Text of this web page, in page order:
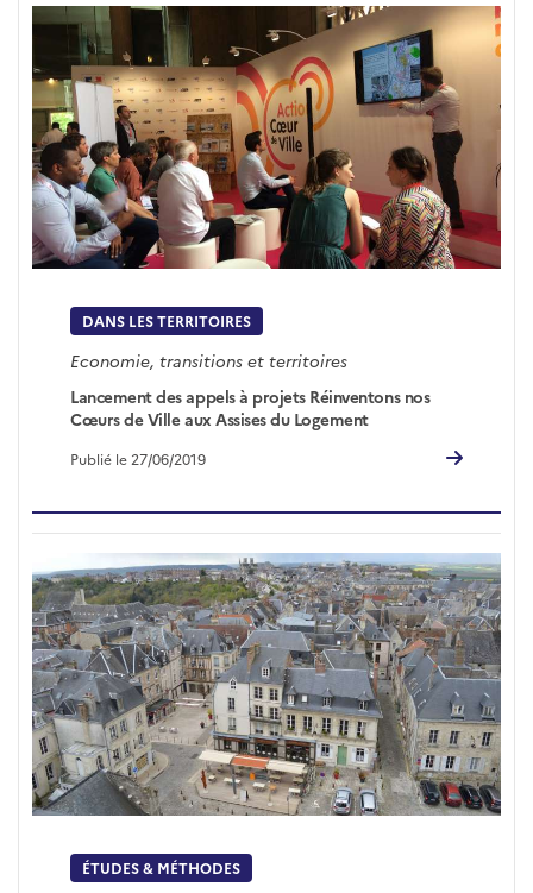
DANS LES TERRITOIRES
Economie, transitions et territoires
Lancement des appels à projets Réinventons nos
Cœurs de Ville aux Assises du Logement
Publié le 27/06/2019
ÉTUDES & MÉTHODES